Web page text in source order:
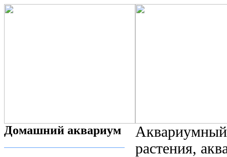
Домашний аквариум
растения,